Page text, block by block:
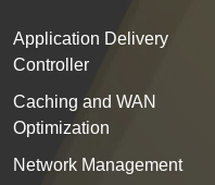
Application Delivery
Controller
Caching and WAN
Optimization
Network Management